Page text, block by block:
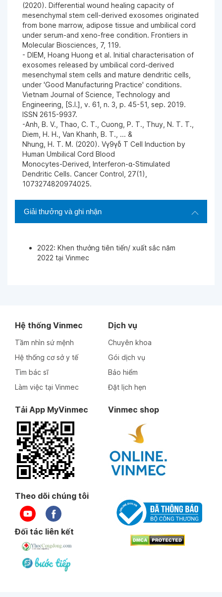
Giải thưởng và ghi nhận
2022: Khen thưởng tiên tiến/ xuất sắc năm
2022 tại Vinmec
(2020). Differential wound healing capacity of
mesenchymal stem cell-derived exosomes originated
from bone marrow, adipose tissue and umbilical cord
under serum-and xeno-free condition. Frontiers in
Molecular Biosciences, 7, 119.
- DIEM, Hoang Huong et al. Initial characterisation of
exosomes released by umbilical cord-derived
mesenchymal stem cells and mature dendritic cells,
under 'Good Manufacturing Practice' conditions.
Vietnam Journal of Science, Technology and
Engineering, [S.l.], v. 61, n. 3, p. 45-51, sep. 2019.
ISSN 2615-9937.
-Anh, B. V., Thao, C. T., Cuong, P. T., Thuy, N. T. T.,
Diem, H. H., Van Khanh, B. T., ... &
Nhung, H. T. M. (2020). Vγ9γδ T Cell Induction by
Human Umbilical Cord Blood
Monocytes-Derived, Interferon-α-Stimulated
Dendritic Cells. Cancer Control, 27(1),
1073274820974025.
Hệ thống Vinmec
Tầm nhìn sứ mệnh
Hệ thống cơ sở y tế
Tìm bác sĩ
Làm việc tại Vinmec
Dịch vụ
Chuyên khoa
Gói dịch vụ
Bảo hiểm
Đặt lịch hẹn
Tải App MyVinmec Vinmec shop
Theo dõi chúng tôi
Đối tác liên kết